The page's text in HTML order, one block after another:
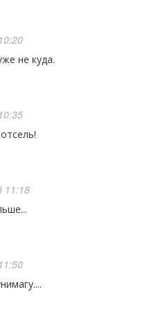
не куда.
11:18